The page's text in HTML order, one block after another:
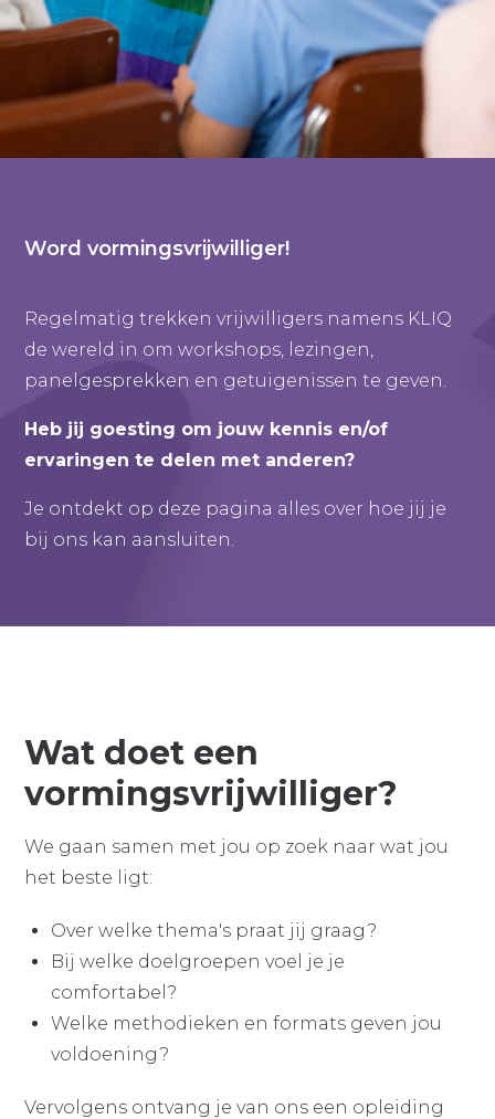
Word vormingsvrijwilliger!
Regelmatig trekken vrijwilligers namens KLIQ
de wereld in om workshops, lezingen,
panelgesprekken en getuigenissen te geven.
Heb jij goesting om jouw kennis en/of
ervaringen te delen met anderen?
Je ontdekt op deze pagina alles over hoe jij je
bij ons kan aansluiten.
Wat doet een
vormingsvrijwilliger?
We gaan samen met jou op zoek naar wat jou
het beste ligt:
Over welke thema's praat jij graag?
Bij welke doelgroepen voel je je
comfortabel?
Welke methodieken en formats geven jou
voldoening?
Vervolgens ontvang je van ons een opleiding